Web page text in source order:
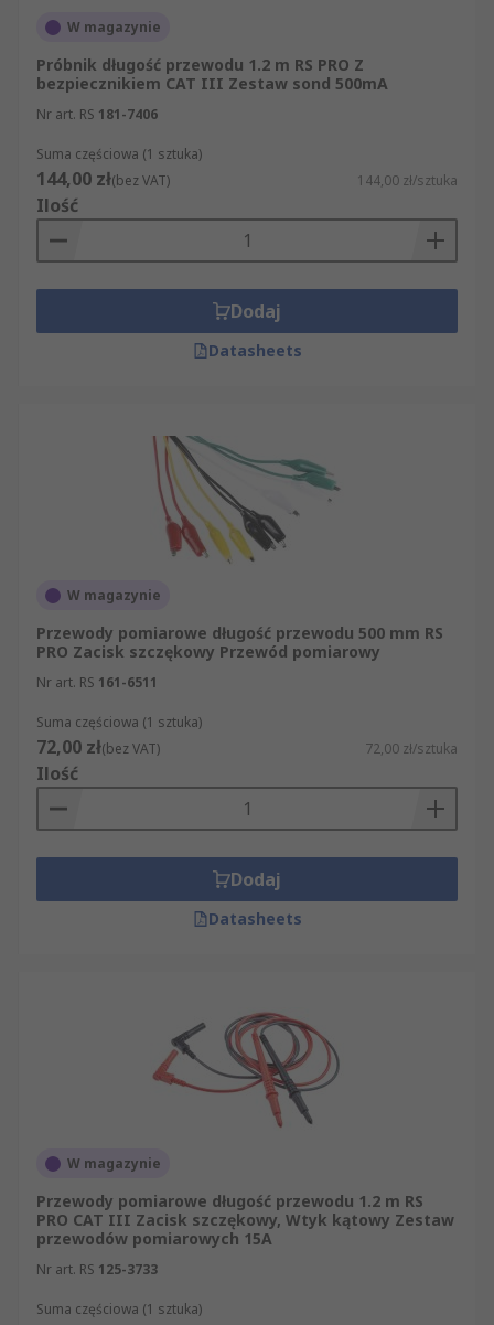
W magazynie
Próbnik długość przewodu 1.2 m RS PRO Z
bezpiecznikiem CAT III Zestaw sond 500mA
Nr art. RS 181-7406
Suma częściowa (1 sztuka)
144,00 zł(bez VAT) 144,00 zł/sztuka
Ilość
Dodaj
Datasheets
W magazynie
Przewody pomiarowe długość przewodu 500 mm RS
PRO Zacisk szczękowy Przewód pomiarowy
Nr art. RS 161-6511
Suma częściowa (1 sztuka)
72,00 zł(bez VAT) 72,00 zł/sztuka
Ilość
Dodaj
Datasheets
W magazynie
Przewody pomiarowe długość przewodu 1.2 m RS
PRO CAT III Zacisk szczękowy, Wtyk kątowy Zestaw
przewodów pomiarowych 15A
Nr art. RS 125-3733
Suma częściowa (1 sztuka)